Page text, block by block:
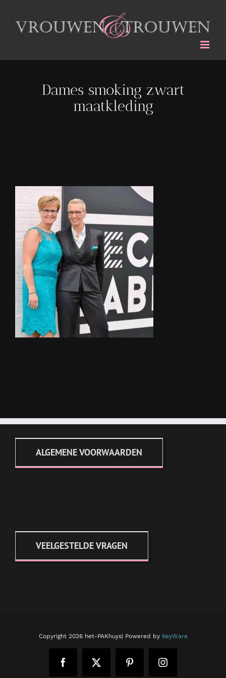
naar
inhoud
Dames smoking zwart
maatkleding
ALGEMENE VOORWAARDEN
VEELGESTELDE VRAGEN
Copyright 2026 het-PAKhuys| Powered by KeyWare
FacebookX PinterestInstagram